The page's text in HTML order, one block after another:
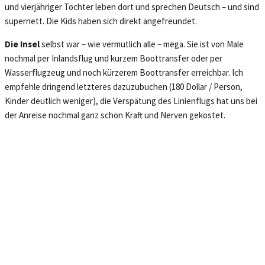
und vierjähriger Tochter leben dort und sprechen Deutsch – und sind
supernett. Die Kids haben sich direkt angefreundet.
Die Inselselbst war – wie vermutlich alle – mega. Sie ist von Male
nochmal per Inlandsflug und kurzem Boottransfer oder per
Wasserflugzeug und noch kürzerem Boottransfer erreichbar. Ich
empfehle dringend letzteres dazuzubuchen (180 Dollar / Person,
Kinder deutlich weniger), die Verspätung des Linienflugs hat uns bei
der Anreise nochmal ganz schön Kraft und Nerven gekostet.